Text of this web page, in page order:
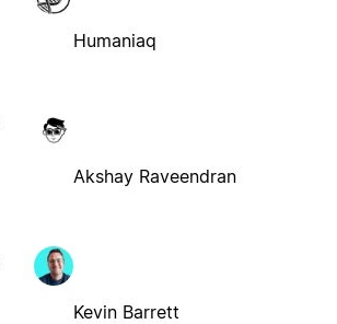
Humaniaq
Akshay Raveendran
Kevin Barrett